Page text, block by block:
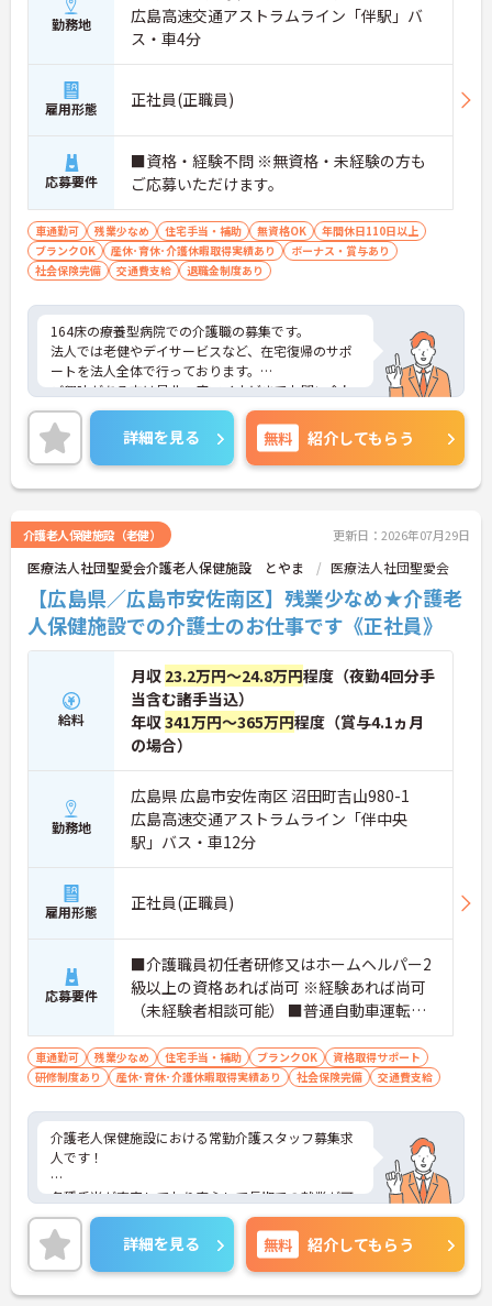
勤務地
広島高速交通アストラムライン「伴駅」バ
ス・車4分
雇用形態 正社員(正職員)
応募要件
■資格・経験不問 ※無資格・未経験の方も
ご応募いただけます。
車通勤可 残業少なめ 住宅手当・補助 無資格OK
年間休日110日以上
ブランクOK
産休･育休･介護休暇取得実績あり
ボーナス・賞与あり
社会保険完備
交通費支給 退職金制度あり
164床の療養型病院での介護職の募集です。
法人では老健やデイサービスなど、在宅復帰のサポ
ートを法人全体で行っております。
ご興味がある方は是非一度マイナビまでお問い合わ
せください。さらに詳細などお伝えします！
詳細を見る 無料 紹介してもらう
介護老人保健施設（老健） 更新日：2026年07月29日
医療法人社団聖愛会介護老人保健施設 とやま 医療法人社団聖愛会
【広島県／広島市安佐南区】残業少なめ★介護老
人保健施設での介護士のお仕事です《正社員》
給料
月収 23.2万円～24.8万円程度（夜勤4回分手
当含む諸手当込）
年収341万円～365万円程度（賞与4.1ヵ月
の場合）
勤務地
広島県 広島市安佐南区 沼田町吉山980-1
広島高速交通アストラムライン「伴中央
駅」バス・車12分
雇用形態 正社員(正職員)
応募要件
■介護職員初任者研修又はホームヘルパー2
級以上の資格あれば尚可 ※経験あれば尚可
（未経験者相談可能） ■普通自動車運転免
許（通勤用）
車通勤可 残業少なめ 住宅手当・補助 ブランクOK
資格取得サポート
研修制度あり
産休･育休･介護休暇取得実績あり 社会保険完備 交通費支給
介護老人保健施設における常勤介護スタッフ募集求
人です！
各種手当が充実しており安心して長期での就業が可
能です！残業も少なくお仕事の後の時間も有効に使
えます！
ご興味ある方には、面接のポイントなど、さらに詳
細をお話致しますのでお気軽にご相談ください。
詳細を見る 無料 紹介してもらう